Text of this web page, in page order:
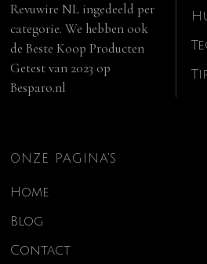
Revuwire NL ingedeeld per
categorie. We hebben ook
deBeste Koop Producten
Getest van 2023 op
Besparo.nl
ONZE PAGINA’S
Home
Blog
Contact